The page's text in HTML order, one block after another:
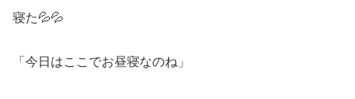
寝た💦💦
「今日はここでお昼寝なのね」